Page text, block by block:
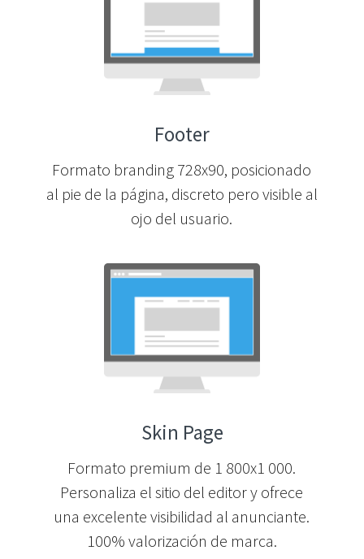
Footer
Formato branding 728x90, posicionado
al pie de la página, discreto pero visible al
ojo del usuario.
Skin Page
Formato premium de 1 800x1 000.
Personaliza el sitio del editor y ofrece
una excelente visibilidad al anunciante.
100% valorización de marca.